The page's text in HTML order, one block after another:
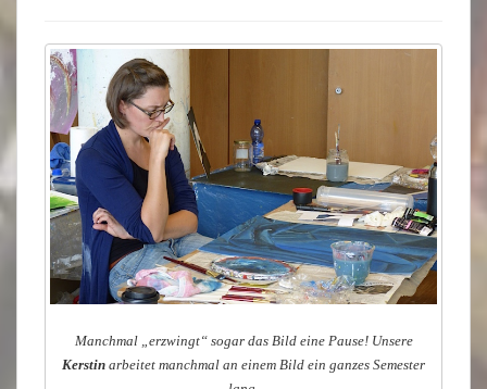
Manchmal „erzwingt“ sogar das Bild eine Pause! Unsere
Kerstin arbeitet manchmal an einem Bild ein ganzes Semester